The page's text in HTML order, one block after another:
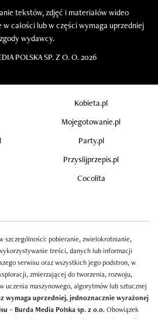
tekstów, zdjęć i materiałów wideo
całości lub w części wymaga uprzedniej
zgody wydawcy.
POLSKA SP. Z O. O. 2026
Kobieta.pl
Mojegotowanie.pl
Party.pl
Przyslijprzepis.pl
Cocolita
szczególności: pobieranie, zwielokrotnianie,
treści, danych lub informacji
serwisu oraz wszystkich jego podstron, w
zmierzającej do tworzenia, rozwoju,
uczenia maszynowego, algorytmów lub sztucznej
wymaga uprzedniej, jednoznacznie wyrażonej
– Burda Media Polska sp. z o.o.Obowiązek